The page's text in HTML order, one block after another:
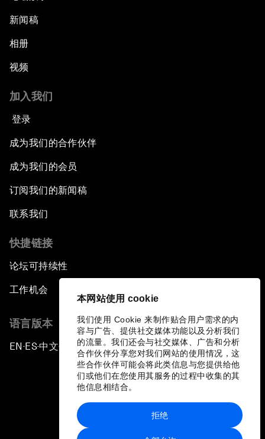
本网站使用 cookie
我们使用 Cookie 来制作贴合用户需求的内
容与广告、提供社交媒体功能以及分析我们
的流量。我们还会与社交媒体、广告和分析
合作伙伴分享您对我们网站的使用情况，这
些合作伙伴可能会将此类信息与您提供给他
们或他们在您使用其服务的过程中收集的其
他信息相结合。
拒绝
新闻稿
相册
视频
加入我们
登录
成为我们的合作伙伴
成为我们的会员
订阅我们的新闻稿
联系我们
快捷链接
论坛可持续性
工作机会
语言版本
EN ▪ES▪中文▪ 日本語